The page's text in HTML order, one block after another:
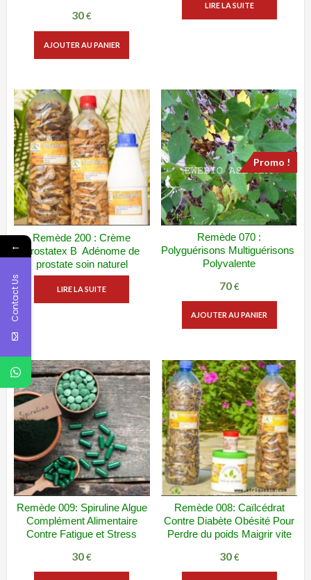
30€
AJOUTER AU PANIER
LIRE LA SUITE
VUE RAPIDE
ADD WISHLIST
Remède 200 : Crème
Prostatex B Adénome de
prostate soin naturel
LIRE LA SUITE
Promo !
VUE RAPIDE
ADD WISHLIST
Remède 070 :
Polyguérisons Multiguérisons
Polyvalente
Le
initial
100 €.
70€
actuel
70 €.
AJOUTER AU PANIER
VUE RAPIDE
ADD WISHLIST
Remède 009: Spiruline Algue
Complément Alimentaire
Contre Fatigue et Stress
30€
VUE RAPIDE
ADD WISHLIST
Remède 008: Caïlcédrat
Contre Diabète Obésité Pour
Perdre du poids Maigrir vite
30€
←
Contact Us